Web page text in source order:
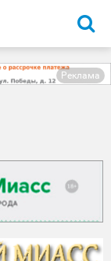
Реклама